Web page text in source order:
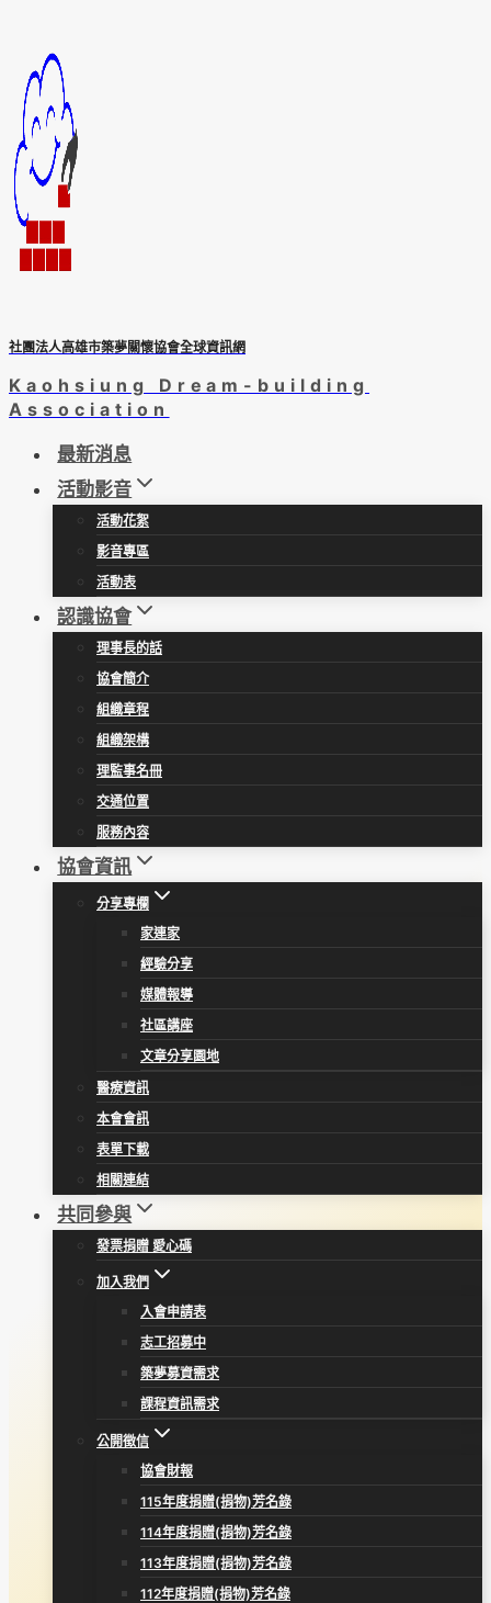
content
社團法人高雄市築夢關懷協會全球資訊網
Kaohsiung Dream-building
Association
最新消息
活動影音
活動花絮
影音專區
活動表
認識協會
理事長的話
協會簡介
組織章程
組織架構
理監事名冊
交通位置
服務內容
協會資訊
分享專欄
家連家
經驗分享
媒體報導
社區講座
文章分享園地
醫療資訊
本會會訊
表單下載
相關連結
共同參與
發票捐贈 愛心碼
加入我們
入會申請表
志工招募中
築夢募資需求
課程資訊需求
公開徵信
協會財報
115年度捐贈(捐物)芳名錄
114年度捐贈(捐物)芳名錄
113年度捐贈(捐物)芳名錄
112年度捐贈(捐物)芳名錄